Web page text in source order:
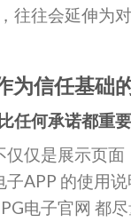
往往会延伸为
为信任基础
任何承诺都重要
仅仅是展示页
子APP 的使用
电子官网 都